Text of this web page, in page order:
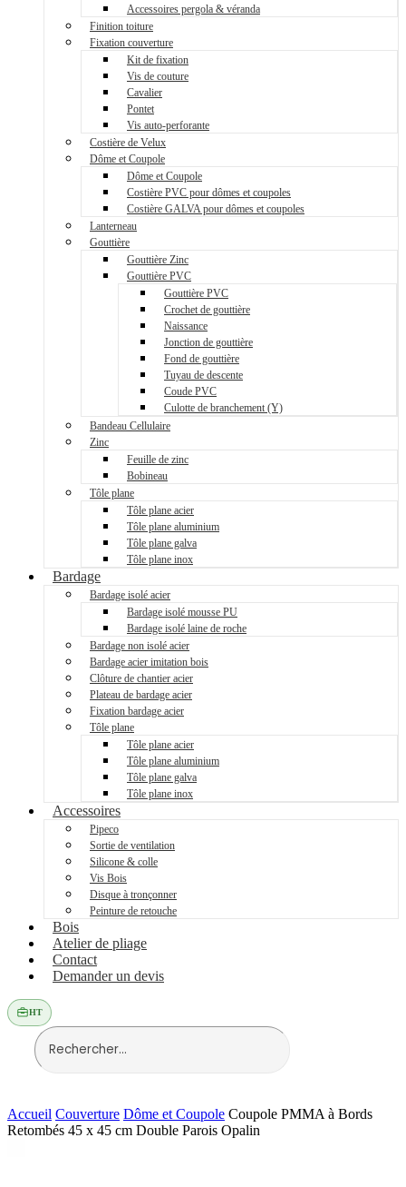
Accessoires pergola & véranda
Finition toiture
Fixation couverture
Kit de fixation
Vis de couture
Cavalier
Pontet
Vis auto-perforante
Costière de Velux
Dôme et Coupole
Dôme et Coupole
Costière PVC pour dômes et coupoles
Costière GALVA pour dômes et coupoles
Lanterneau
Gouttière
Gouttière Zinc
Gouttière PVC
Gouttière PVC
Crochet de gouttière
Naissance
Jonction de gouttière
Fond de gouttière
Tuyau de descente
Coude PVC
Culotte de branchement (Y)
Bandeau Cellulaire
Zinc
Feuille de zinc
Bobineau
Tôle plane
Tôle plane acier
Tôle plane aluminium
Tôle plane galva
Tôle plane inox
Bardage
Bardage isolé acier
Bardage isolé mousse PU
Bardage isolé laine de roche
Bardage non isolé acier
Bardage acier imitation bois
Clôture de chantier acier
Plateau de bardage acier
Fixation bardage acier
Tôle plane
Tôle plane acier
Tôle plane aluminium
Tôle plane galva
Tôle plane inox
Accessoires
Pipeco
Sortie de ventilation
Silicone & colle
Vis Bois
Disque à tronçonner
Peinture de retouche
Bois
Atelier de pliage
Contact
Demander un devis
HT
Accueil Couverture Dôme et Coupole Coupole PMMA à Bords
Retombés 45 x 45 cm Double Parois Opalin